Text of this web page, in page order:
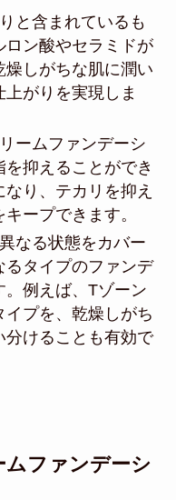
と含まれているも
ン酸やセラミドが
しがちな肌に潤い
がりを実現しま
ームファンデーシ
抑えることができ
り、テカリを抑え
ープできます。
なる状態をカバー
タイプのファンデ
例えば、Tゾーン
プを、乾燥しがち
分けることも有効で
ファンデーシ